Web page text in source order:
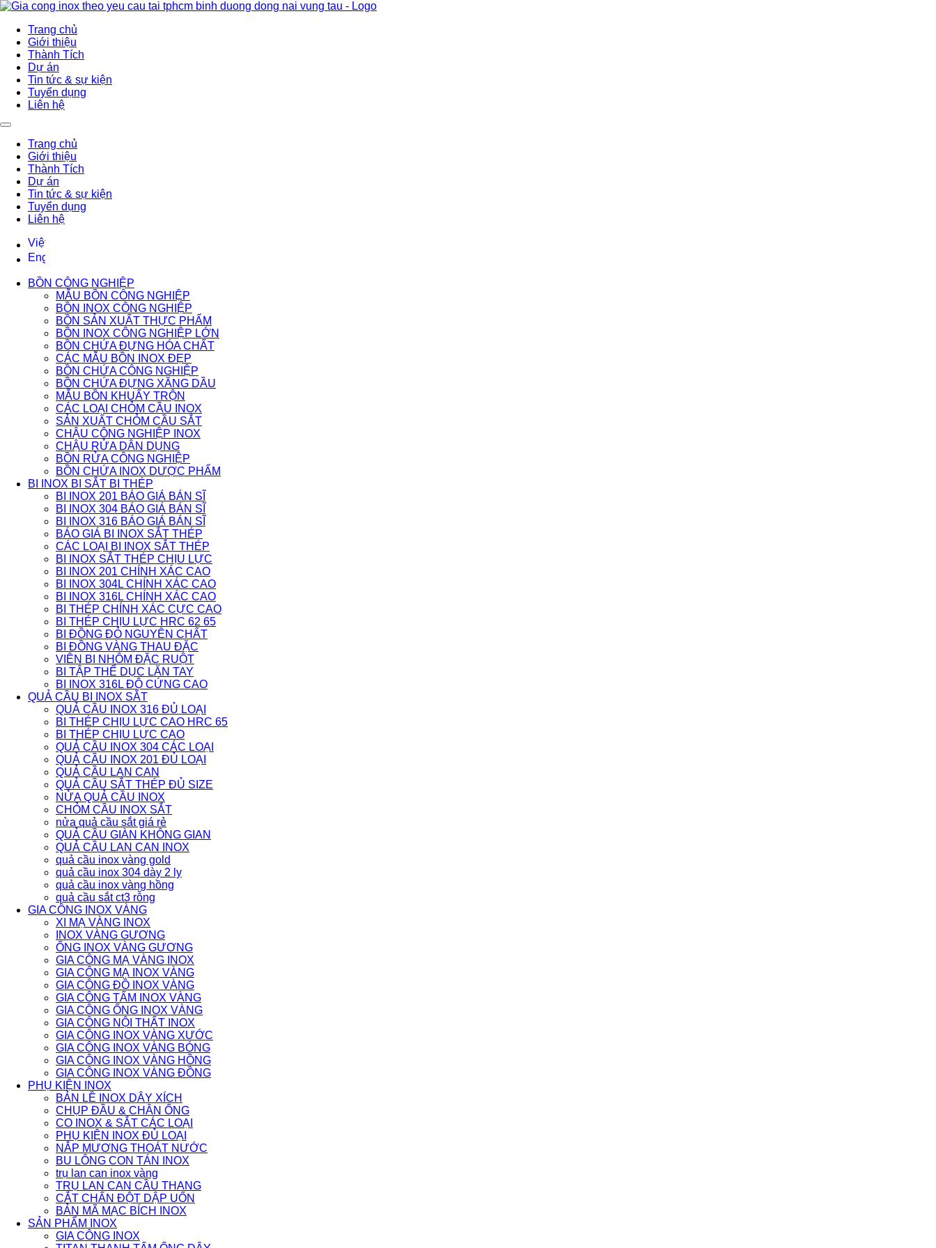
Trang chủ
Giới thiệu
Thành Tích
Dự án
Tin tức & sự kiện
Tuyển dụng
Liên hệ
Trang chủ
Giới thiệu
Thành Tích
Dự án
Tin tức & sự kiện
Tuyển dụng
Liên hệ
BỒN CÔNG NGHIỆP
MẪU BỒN CÔNG NGHIỆP
BỒN INOX CÔNG NGHIỆP
BỒN SẢN XUẤT THỰC PHẨM
BỒN INOX CÔNG NGHIỆP LỚN
BỒN CHỨA ĐỰNG HÓA CHẤT
CÁC MẪU BỒN INOX ĐẸP
BỒN CHỨA CÔNG NGHIỆP
BỒN CHỨA ĐỰNG XĂNG DẦU
MẪU BỒN KHUẤY TRỘN
CÁC LOẠI CHỎM CẦU INOX
SẢN XUẤT CHỎM CẦU SẮT
CHẬU CÔNG NGHIỆP INOX
CHẬU RỬA DÂN DỤNG
BỒN RỬA CÔNG NGHIỆP
BỒN CHỨA INOX DƯỢC PHẨM
BI INOX BI SẮT BI THÉP
BI INOX 201 BÁO GIÁ BÁN SĨ
BI INOX 304 BÁO GIÁ BÁN SĨ
BI INOX 316 BÁO GIÁ BÁN SĨ
BÁO GIÁ BI INOX SẮT THÉP
CÁC LOẠI BI INOX SẮT THÉP
BI INOX SẮT THÉP CHỊU LỰC
BI INOX 201 CHÍNH XÁC CAO
BI INOX 304L CHÍNH XÁC CAO
BI INOX 316L CHÍNH XÁC CAO
BI THÉP CHÍNH XÁC CỰC CAO
BI THÉP CHỊU LỰC HRC 62 65
BI ĐỒNG ĐỎ NGUYÊN CHẤT
BI ĐỒNG VÀNG THAU ĐẶC
VIÊN BI NHÔM ĐẶC RUỘT
BI TẬP THỂ DỤC LĂN TAY
BI INOX 316L ĐỘ CỨNG CAO
QUẢ CẦU BI INOX SẮT
QUẢ CẦU INOX 316 ĐỦ LOẠI
BI THÉP CHỊU LỰC CAO HRC 65
BI THÉP CHỊU LỰC CAO
QUẢ CẦU INOX 304 CÁC LOẠI
QUẢ CẦU INOX 201 ĐỦ LOẠI
QUẢ CẦU LAN CAN
QUẢ CẦU SẮT THÉP ĐỦ SIZE
NỬA QUẢ CẦU INOX
CHỎM CẦU INOX SẮT
nửa quả cầu sắt giá rẻ
QUẢ CẦU GIÀN KHÔNG GIAN
QUẢ CẦU LAN CAN INOX
quả cầu inox vàng gold
quả cầu inox 304 dày 2 ly
quả cầu inox vàng hồng
quả cầu sắt ct3 rỗng
GIA CÔNG INOX VÀNG
XI MẠ VÀNG INOX
INOX VÀNG GƯƠNG
ỐNG INOX VÀNG GƯƠNG
GIA CÔNG MẠ VÀNG INOX
GIA CÔNG MẠ INOX VÀNG
GIA CÔNG ĐỒ INOX VÀNG
GIA CÔNG TẤM INOX VÀNG
GIA CÔNG ỐNG INOX VÀNG
GIA CÔNG NỘI THẤT INOX
GIA CÔNG INOX VÀNG XƯỚC
GIA CÔNG INOX VÀNG BÓNG
GIA CÔNG INOX VÀNG HỒNG
GIA CÔNG INOX VÀNG ĐỒNG
PHỤ KIỆN INOX
BẢN LỀ INOX DÂY XÍCH
CHỤP ĐẦU & CHÂN ỐNG
CO INOX & SẮT CÁC LOẠI
PHỤ KIỆN INOX ĐỦ LOẠI
NẮP MƯƠNG THOÁT NƯỚC
BU LÔNG CON TÁN INOX
trụ lan can inox vàng
TRỤ LAN CAN CẦU THANG
CẮT CHẤN ĐỘT DẬP UỐN
BẢN MÃ MẠC BÍCH INOX
SẢN PHẨM INOX
GIA CÔNG INOX